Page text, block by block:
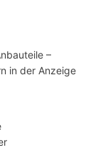
–
in der Anzeige